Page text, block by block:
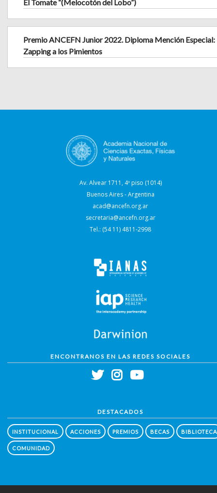
El Tomate “(Melocotón del Lobo”)
Premio ANCEFN Junior 2022. Diploma Mención Especial:
Zapping a los Pimientos
Av. Alvear 1711, 4º piso (1014)
Buenos Aires - Argentina
acad@ancefn.org.ar
secretaria@ancefn.org.ar
Tel.: (54 11) 4811-2998
ENCONTRANOS EN LAS REDES SOCIALES
DESTACADOS
INSTITUCIONAL ACCIONES PREMIOS BECAS BIBLIOTECA
COMUNIDAD